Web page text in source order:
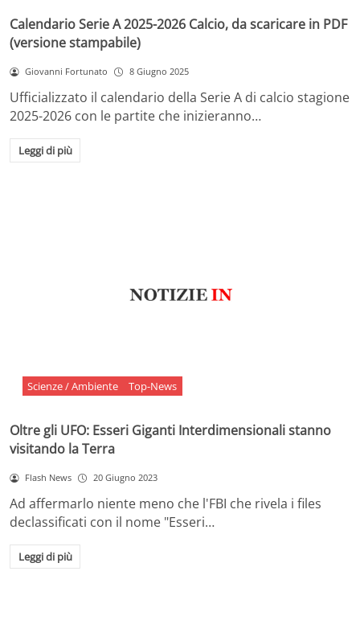
Calendario Serie A 2025-2026 Calcio, da scaricare in PDF
(versione stampabile)
Giovanni Fortunato 8 Giugno 2025
Ufficializzato il calendario della Serie A di calcio stagione
2025-2026 con le partite che inizieranno…
Leggi di più
Scienze / Ambiente Top-News
Oltre gli UFO: Esseri Giganti Interdimensionali stanno
visitando la Terra
Flash News 20 Giugno 2023
Ad affermarlo niente meno che l'FBI che rivela i files
declassificati con il nome "Esseri…
Leggi di più